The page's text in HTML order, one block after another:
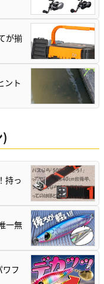
が揃
ント
持っ
一無
ワフ